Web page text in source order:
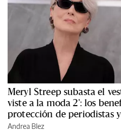
Meryl Streep subasta el
viste a la moda 2': los
protección de periodistas
Andrea Blez